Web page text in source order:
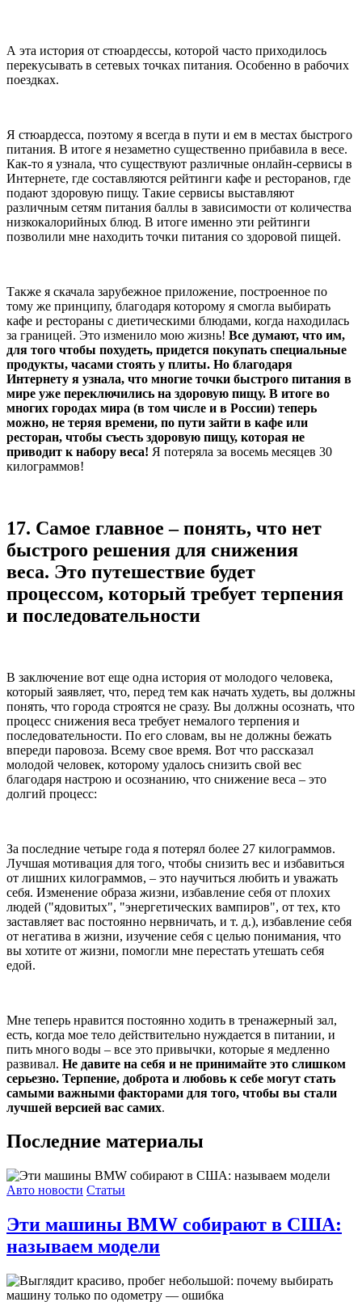
А эта история от стюардессы, которой часто приходилось
перекусывать в сетевых точках питания. Особенно в рабочих
поездках.
Я стюардесса, поэтому я всегда в пути и ем в местах быстрого
питания. В итоге я незаметно существенно прибавила в весе.
Как-то я узнала, что существуют различные онлайн-сервисы в
Интернете, где составляются рейтинги кафе и ресторанов, где
подают здоровую пищу. Такие сервисы выставляют
различным сетям питания баллы в зависимости от количества
низкокалорийных блюд. В итоге именно эти рейтинги
позволили мне находить точки питания со здоровой пищей.
Также я скачала зарубежное приложение, построенное по
тому же принципу, благодаря которому я смогла выбирать
кафе и рестораны с диетическими блюдами, когда находилась
за границей. Это изменило мою жизнь! Все думают, что им,
для того чтобы похудеть, придется покупать специальные
продукты, часами стоять у плиты. Но благодаря
Интернету я узнала, что многие точки быстрого питания в
мире уже переключились на здоровую пищу. В итоге во
многих городах мира (в том числе и в России) теперь
можно, не теряя времени, по пути зайти в кафе или
ресторан, чтобы съесть здоровую пищу, которая не
приводит к набору веса! Я потеряла за восемь месяцев 30
килограммов!
17. Самое главное – понять, что нет
быстрого решения для снижения
веса. Это путешествие будет
процессом, который требует терпения
и последовательности
В заключение вот еще одна история от молодого человека,
который заявляет, что, перед тем как начать худеть, вы должны
понять, что города строятся не сразу. Вы должны осознать, что
процесс снижения веса требует немалого терпения и
последовательности. По его словам, вы не должны бежать
впереди паровоза. Всему свое время. Вот что рассказал
молодой человек, которому удалось снизить свой вес
благодаря настрою и осознанию, что снижение веса – это
долгий процесс:
За последние четыре года я потерял более 27 килограммов.
Лучшая мотивация для того, чтобы снизить вес и избавиться
от лишних килограммов, – это научиться любить и уважать
себя. Изменение образа жизни, избавление себя от плохих
людей ("ядовитых", "энергетических вампиров", от тех, кто
заставляет вас постоянно нервничать, и т. д.), избавление себя
от негатива в жизни, изучение себя с целью понимания, что
вы хотите от жизни, помогли мне перестать утешать себя
едой.
Мне теперь нравится постоянно ходить в тренажерный зал,
есть, когда мое тело действительно нуждается в питании, и
пить много воды – все это привычки, которые я медленно
развивал. Не давите на себя и не принимайте это слишком
серьезно. Терпение, доброта и любовь к себе могут стать
самыми важными факторами для того, чтобы вы стали
лучшей версией вас самих.
Последние материалы
Авто новости Статьи
Эти машины BMW собирают в США:
называем модели